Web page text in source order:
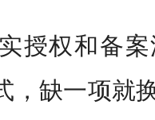
授权和备
，缺一项就